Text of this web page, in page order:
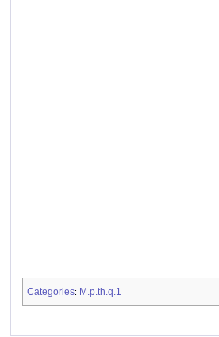
Categories: M.p.th.q.1